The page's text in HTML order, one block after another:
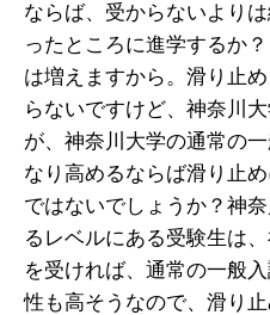
ならば、受からないより
ったところに進学するか
は増えますから。滑り止
らないですけど、神奈川
が、神奈川大学の通常の
なり高めるならば滑り止
ではないでしょうか？神
るレベルにある受験生は
を受ければ、通常の一般
性も高そうなので、滑り